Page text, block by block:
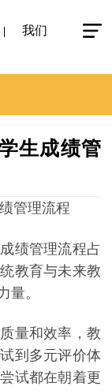
我们
生成绩管
管理流程
绩管理流程占
教育与未来教
量。
量和效率，教
到多元评价体
试都在朝着更